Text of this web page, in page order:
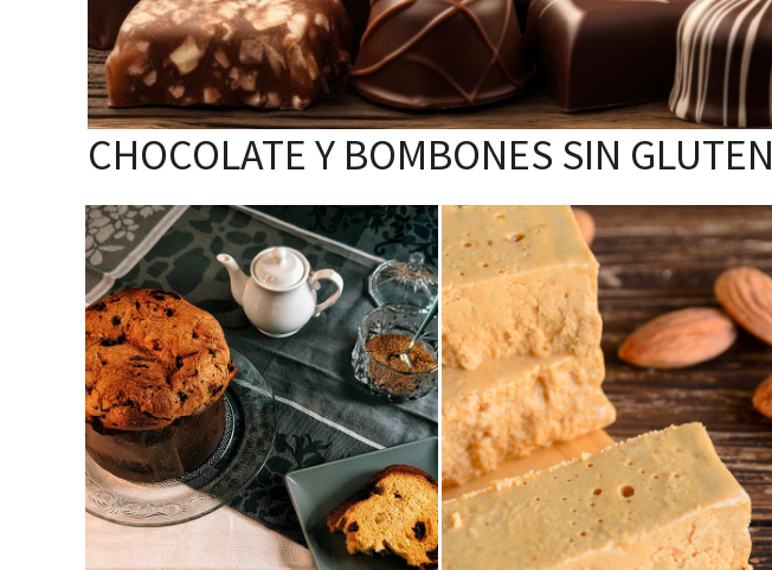
CHOCOLATE Y BOMBONES SIN GLUTEN